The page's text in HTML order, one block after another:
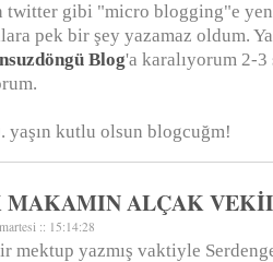
gibi "micro blogging"e
pek bir şey yazamaz oldum.
Blog'a karalıyorum 2-3
yaşın kutlu olsun blogcuğm!
MAKAMIN ALÇAK
:: 15:14:28
mektup yazmış vaktiyle